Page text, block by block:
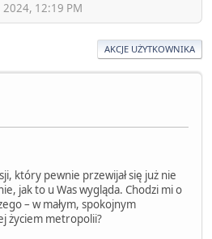
2024, 12:19 PM
AKCJE UŻYTKOWNIKA
który pewnie przewijał się już nie
jak to u Was wygląda. Chodzi mi o
– w małym, spokojnym
życiem metropolii?